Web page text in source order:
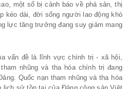
một số bị cảnh báo về phá sản, thị
kéo dài, đời sống người lao động khó
lực tăng trưởng đang suy giảm mang
vấn đề là lĩnh vực chính trị - xã hội,
nhũng và tha hóa chính trị đang
Quốc nạn tham nhũng và tha hóa